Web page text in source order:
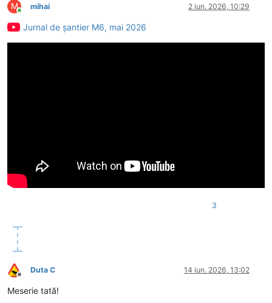
M
Conectat
mihai 2 iun. 2026, 10:29
Jurnal de șantier M6, mai 2026
3
Deconectat
Duta C 14 iun. 2026, 13:02
Meserie tată!